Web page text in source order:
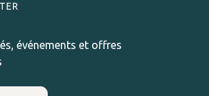
événements et offres